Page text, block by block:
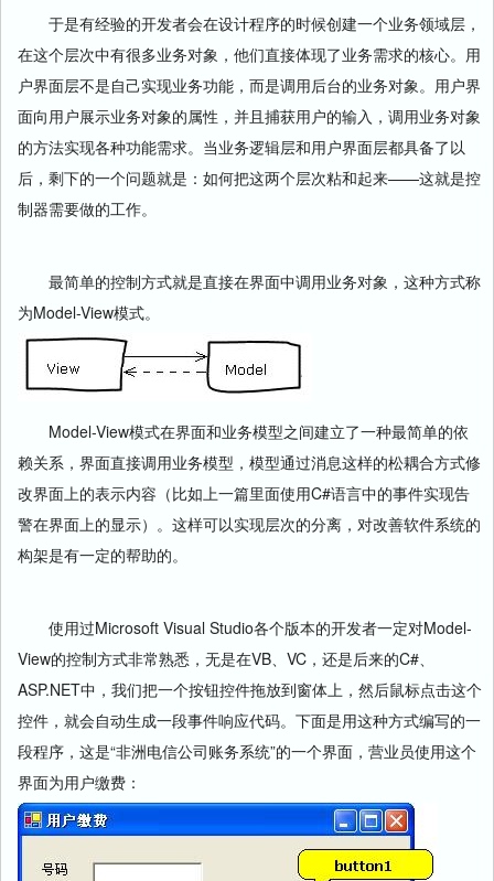
于是有经验的开发者会在设计程序的时候创建一个业务领域层，
在这个层次中有很多业务对象，他们直接体现了业务需求的核心。用
户界面层不是自己实现业务功能，而是调用后台的业务对象。用户界
面向用户展示业务对象的属性，并且捕获用户的输入，调用业务对象
的方法实现各种功能需求。当业务逻辑层和用户界面层都具备了以
后，剩下的一个问题就是：如何把这两个层次粘和起来——这就是控
制器需要做的工作。
最简单的控制方式就是直接在界面中调用业务对象，这种方式称
为Model-View模式。
Model-View模式在界面和业务模型之间建立了一种最简单的依
赖关系，界面直接调用业务模型，模型通过消息这样的松耦合方式修
改界面上的表示内容（比如上一篇里面使用C#语言中的事件实现告
警在界面上的显示）。这样可以实现层次的分离，对改善软件系统的
构架是有一定的帮助的。
使用过Microsoft Visual Studio各个版本的开发者一定对Model-
View的控制方式非常熟悉，无是在VB、VC，还是后来的C#、
ASP.NET中，我们把一个按钮控件拖放到窗体上，然后鼠标点击这个
控件，就会自动生成一段事件响应代码。下面是用这种方式编写的一
段程序，这是“非洲电信公司账务系统”的一个界面，营业员使用这个
界面为用户缴费：